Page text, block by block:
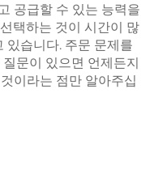
공급할 수 있는 능력을
택하는 것이 시간이 많
있습니다. 주문 문제를
문이 있으면 언제든지
이라는 점만 알아주십